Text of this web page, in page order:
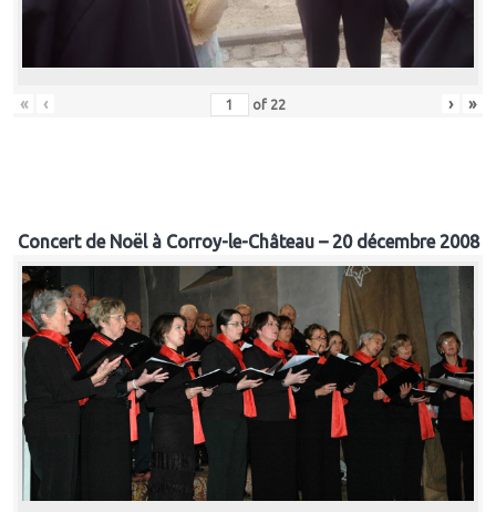
« ‹ of 22 › »
Concert de Noël à Corroy-le-Château – 20 décembre 2008